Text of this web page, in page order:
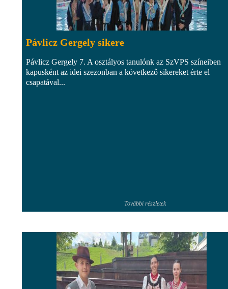
Pávlicz Gergely sikere
Pávlicz Gergely 7. A osztályos tanulónk az SzVPS színeiben
kapusként az idei szezonban a következő sikereket érte el
csapatával...
További részletek